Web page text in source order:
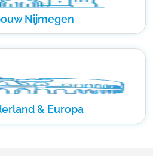
Nijmegen
& Europa